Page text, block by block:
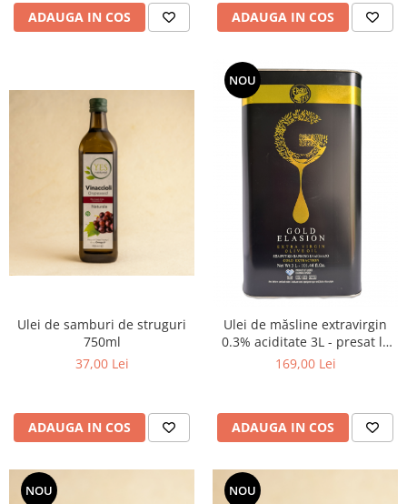
ADAUGA IN COS ADAUGA IN COS
Ulei de samburi de struguri
750ml
37,00 Lei
ADAUGA IN COS
NOU
Ulei de măsline extravirgin
0.3% aciditate 3L - presat la
rece
169,00 Lei
ADAUGA IN COS
NOU NOU